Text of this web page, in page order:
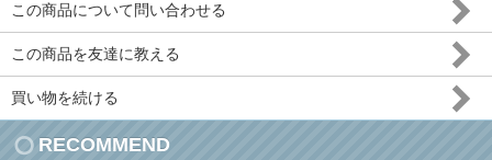
この商品について問い合わせる
この商品を友達に教える
買い物を続ける
RECOMMEND